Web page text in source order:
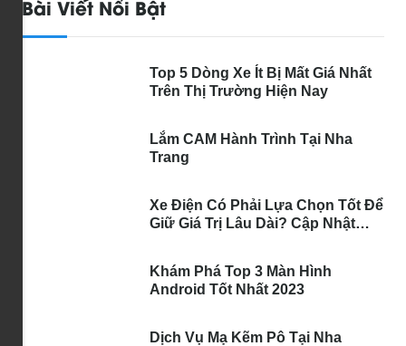
Bài Viết Nổi Bật
Top 5 Dòng Xe Ít Bị Mất Giá Nhất
Trên Thị Trường Hiện Nay
Lắm CAM Hành Trình Tại Nha
Trang
Xe Điện Có Phải Lựa Chọn Tốt Để
Giữ Giá Trị Lâu Dài? Cập Nhật
Khám Phá Top 3 Màn Hình
Android Tốt Nhất 2023
Dịch Vụ Mạ Kẽm Pô Tại Nha